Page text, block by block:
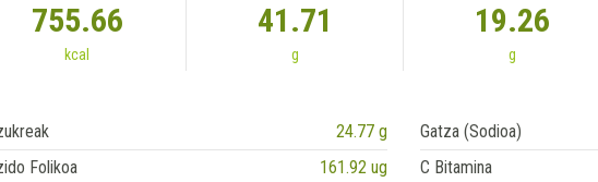
755.66
kcal
41.71
g
19.26
g
24.77 g Gatza (Sodioa)
Folikoa
161.92 ug C Bitamina